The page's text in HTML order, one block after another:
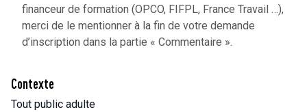
Contexte
Tout public adulte
financeur de formation (OPCO, FIFPL, France Travail …),
merci de le mentionner à la fin de votre demande
d’inscription dans la partie « Commentaire ».